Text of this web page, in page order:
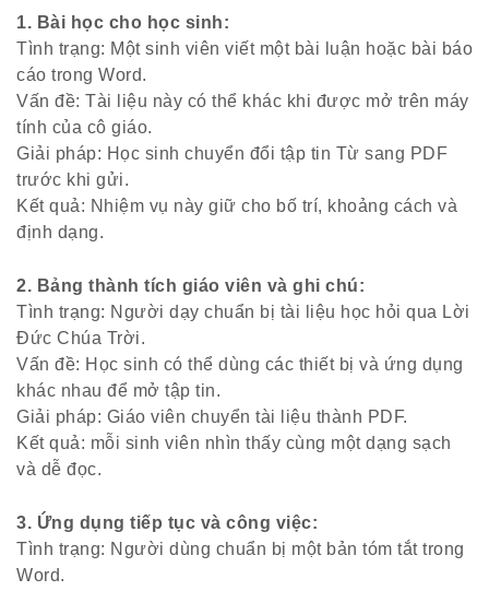
1. Bài học cho học sinh:
Tình trạng: Một sinh viên viết một bài luận hoặc bài báo
cáo trong Word.
Vấn đề: Tài liệu này có thể khác khi được mở trên máy
tính của cô giáo.
Giải pháp: Học sinh chuyển đổi tập tin Từ sang PDF
trước khi gửi.
Kết quả: Nhiệm vụ này giữ cho bố trí, khoảng cách và
định dạng.
2. Bảng thành tích giáo viên và ghi chú:
Tình trạng: Người dạy chuẩn bị tài liệu học hỏi qua Lời
Đức Chúa Trời.
Vấn đề: Học sinh có thể dùng các thiết bị và ứng dụng
khác nhau để mở tập tin.
Giải pháp: Giáo viên chuyển tài liệu thành PDF.
Kết quả: mỗi sinh viên nhìn thấy cùng một dạng sạch
và dễ đọc.
3. Ứng dụng tiếp tục và công việc:
Tình trạng: Người dùng chuẩn bị một bản tóm tắt trong
Word.